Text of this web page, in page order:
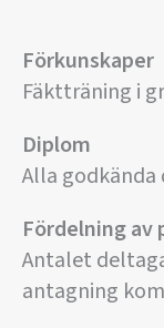
Förkunskaper
Fäktträning i
Diplom
Alla
Fördelning av
Antalet
antagning